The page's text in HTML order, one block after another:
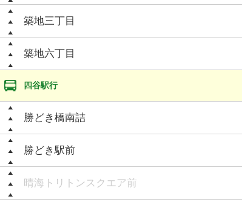
築地三丁目
築地六丁目
四谷駅行
勝どき橋南詰
勝どき駅前
晴海トリトンスクエア前